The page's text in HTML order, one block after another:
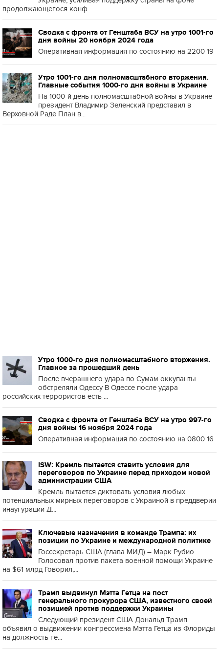
продолжающегося конф...
Сводка с фронта от Генштаба ВСУ на утро 1001-го
дня войны 20 ноября 2024 года
Оперативная информация по состоянию на 2200 19
Утро 1001-го дня полномасштабного вторжения.
Главные события 1000-го дня войны в Украине
На 1000-й день полномасштабной войны в Украине
президент Владимир Зеленский представил в
Верховной Раде План в...
Утро 1000-го дня полномасштабного вторжения.
Главное за прошедший день
После вчерашнего удара по Сумам оккупанты
обстреляли Одессу В Одессе после удара
российских террористов есть ...
Сводка с фронта от Генштаба ВСУ на утро 997-го
дня войны 16 ноября 2024 года
Оперативная информация по состоянию на 0800 16
ISW: Кремль пытается ставить условия для
переговоров по Украине перед приходом новой
администрации США
Кремль пытается диктовать условия любых
потенциальных мирных переговоров с Украиной в преддверии
инаугурации Д...
Ключевые назначения в команде Трампа: их
позиции по Украине и международной политике
Госсекретарь США (глава МИД) – Марк Рубио
Голосовал против пакета военной помощи Украине
на $61 млрд Говорил,...
Трамп выдвинул Мэтта Гетца на пост
генерального прокурора США, известного своей
позицией против поддержки Украины
Следующий президент США Дональд Трамп
объявил о выдвижении конгрессмена Мэтта Гетца из Флориды
на должность ге...